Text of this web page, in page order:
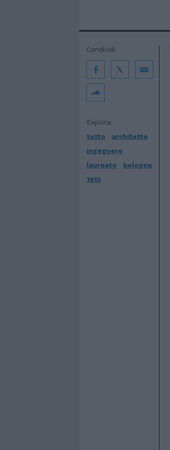
Esplora:
tutto
architetto
ingegnere
laureato
bologna
1913
Condividi: